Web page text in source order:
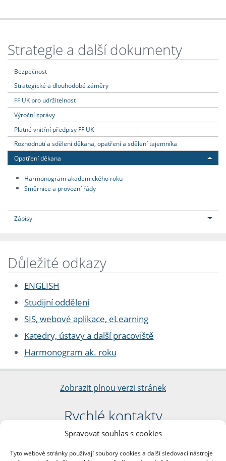
Spravovat souhlas s cookies
Tyto webové stránky používají soubory cookies a další sledovací nástroje
Strategie a další dokumenty
Bezpečnost
Strategické a dlouhodobé záměry
FF UK pro udržitelnost
Výroční zprávy
Platné vnitřní předpisy FF UK
Rozhodnutí a sdělení děkana, opatření a sdělení tajemníka
Opatření děkana
Harmonogram akademického roku
Směrnice a provozní řády
Zápisy
Důležité odkazy
ENGLISH
Studijní oddělení
SIS, webové aplikace, eLearning
Katedry, ústavy a další pracoviště
Harmonogram ak. roku
Zobrazit plnou verzi stránek
Rychlé kontakty
Filozofická fakulta
nám. Jana Palacha 1/2